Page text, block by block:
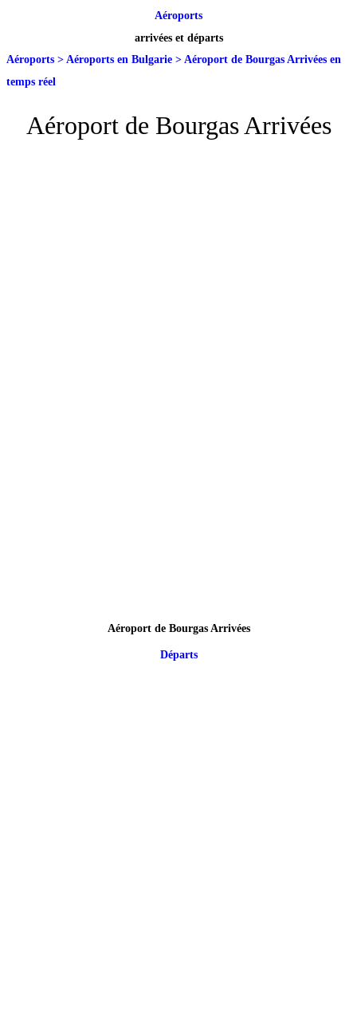
Aéroports
arrivées et départs
Aéroports > Aéroports en Bulgarie > Aéroport de Bourgas Arrivées en
temps réel
Aéroport de Bourgas Arrivées
Aéroport de Bourgas Arrivées
Départs